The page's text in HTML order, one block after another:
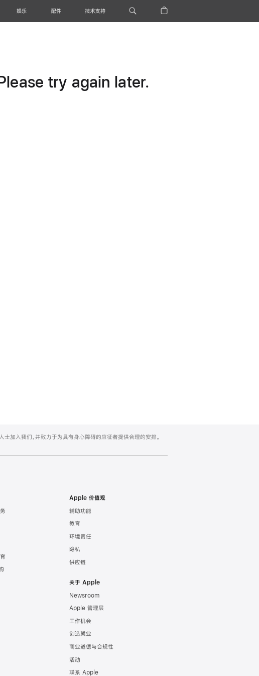
娱乐 配件 技术支持
try again later.
加入我们，并致力于为具有身心障碍的应征者提供合理的安排。
Apple 价值观
辅助功能
教育
环境责任
隐私
供应链
关于 Apple
Newsroom
Apple 管理层
工作机会
创造就业
商业道德与合规性
活动
联系 Apple